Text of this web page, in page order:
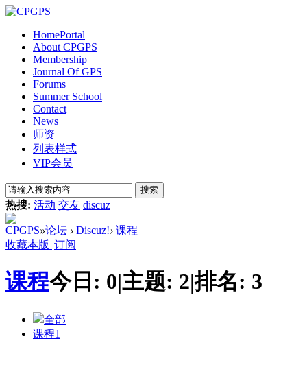
HomePortal
About CPGPS
Membership
Journal Of GPS
Forums
Summer School
Contact
News
师资
列表样式
VIP会员
搜索
热搜: 活动 交友 discuz
CPGPS»论坛 › Discuz!› 课程
收藏本版 |订阅
课程今日: 0|主题: 2|排名: 3
全部
课程1